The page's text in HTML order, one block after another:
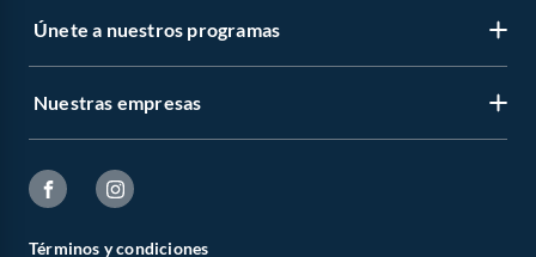
Únete a nuestros programas
Nuestras empresas
Términos y condiciones